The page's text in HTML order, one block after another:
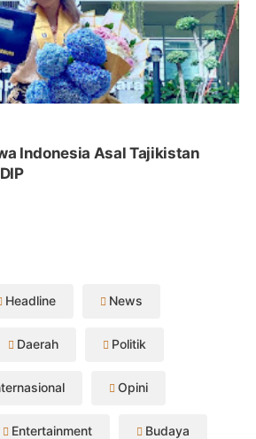
Indonesia Asal Tajikistan
Headline News
Daerah Politik
Opini
Entertainment Budaya